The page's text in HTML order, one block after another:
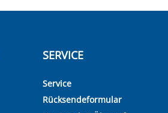
SERVICE
Service
Rücksendeformular